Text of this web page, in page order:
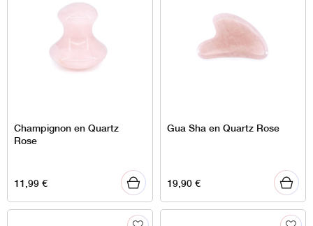
Champignon en Quartz
Rose
11,99€
Gua Sha en Quartz Rose
19,90€